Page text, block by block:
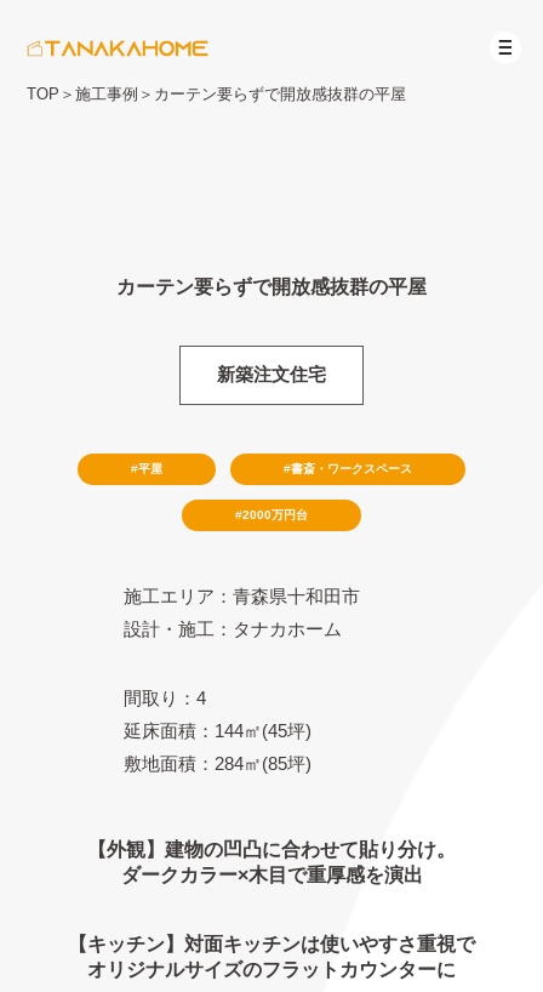
TOP ＞施工事例 ＞ カーテン要らずで開放感抜群の平屋
カーテン要らずで開放感抜群の平屋
新築注文住宅
平屋 書斎・ワークスペース
2000万円台
設計・施工：タナカホーム
施工エリア：青森県十和田市
敷地面積：284㎡(85坪)
延床面積：144㎡(45坪)
間取り：4
【外観】建物の凹凸に合わせて貼り分け。
ダークカラー×木目で重厚感を演出
【キッチン】対面キッチンは使いやすさ重視で
オリジナルサイズのフラットカウンターに